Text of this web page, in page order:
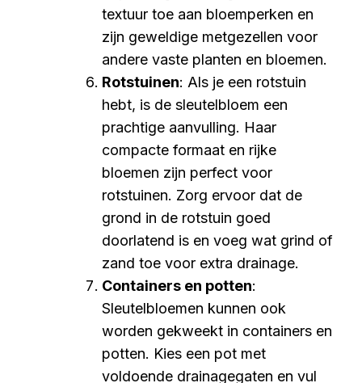
textuur toe aan bloemperken en
zijn geweldige metgezellen voor
andere vaste planten en bloemen.
Rotstuinen: Als je een rotstuin
hebt, is de sleutelbloem een
prachtige aanvulling. Haar
compacte formaat en rijke
bloemen zijn perfect voor
rotstuinen. Zorg ervoor dat de
grond in de rotstuin goed
doorlatend is en voeg wat grind of
zand toe voor extra drainage.
Containers en potten:
Sleutelbloemen kunnen ook
worden gekweekt in containers en
potten. Kies een pot met
voldoende drainagegaten en vul